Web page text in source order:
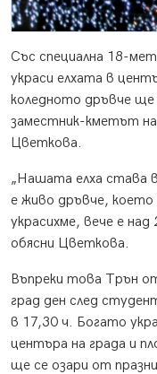
Със специална 18-
украси елхата в
коледното дръвче
заместник-кметът на
Цветкова.
„Нашата елха става
е живо дръвче,
украсихме, вече е
обясни Цветкова.
Въпреки това Трън
град ден след
в 17,30 ч. Богато
центъра на града и
ще се озари от